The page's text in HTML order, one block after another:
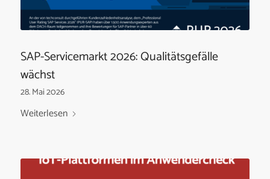
SAP-Servicemarkt 2026: Qualitätsgefälle
wächst
28. Mai 2026
Weiterlesen